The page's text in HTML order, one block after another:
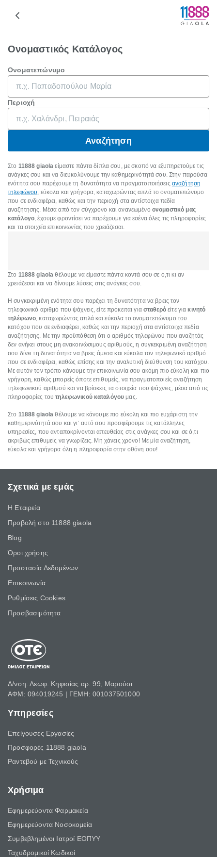
Ονομαστικός Κατάλογος
Ονοματεπώνυμο
Περιοχή
Αναζήτηση
Στο 11888 giaola είμαστε πάντα δίπλα σου, με σκοπό να εξυπηρετούμε τις
ανάγκες σου και να διευκολύνουμε την καθημερινότητά σου. Στην παρούσα
ενότητα σου παρέχουμε τη δυνατότητα να πραγματοποιήσεις αναζήτηση
τηλεφώνου, εύκολα και γρήγορα, καταχωρώντας απλά το ονοματεπώνυμο
που σε ενδιαφέρει, καθώς και την περιοχή στα αντίστοιχα πεδία
αναζήτησης. Μέσα από τον σύγχρονο και ανανεωμένο ονομαστικό μας
κατάλογο, έχουμε φροντίσει να παρέχουμε για εσένα όλες τις πληροφορίες
και τα στοιχεία επικοινωνίας που χρειάζεσαι.
Στο 11888 giaola θέλουμε να είμαστε πάντα κοντά σου σε ό,τι κι αν
χρειάζεσαι και να δίνουμε λύσεις στις ανάγκες σου.
Η συγκεκριμένη ενότητα σου παρέχει τη δυνατότητα να βρεις τον
τηλεφωνικό αριθμό που ψάχνεις, είτε πρόκειται γιασταθερό είτε για κινητό
τηλέφωνο, καταχωρώντας απλά και εύκολα το ονοματεπώνυμο του
κατόχου που σε ενδιαφέρει, καθώς και την περιοχή στα αντίστοιχα πεδία
αναζήτησης. Με την προϋπόθεση ότι ο αριθμός τηλεφώνου που αναζητάς
δεν ανήκει στους μη ανακοινώσιμους αριθμούς, η συγκεκριμένη αναζήτηση
σου δίνει τη δυνατότητα να βρεις άμεσα και εύκολα τον τηλεφωνικό αριθμό
που σε ενδιαφέρει, καθώς επίσης και την αναλυτική διεύθυνση του κατόχου.
Με αυτόν τον τρόπο κάνουμε την επικοινωνία σου ακόμη πιο εύκολη και πιο
γρήγορη, καθώς μπορείς όποτε επιθυμείς, να πραγματοποιείς αναζήτηση
τηλεφωνικού αριθμού και να βρίσκεις τα στοιχεία που ψάχνεις, μέσα από τις
πληροφορίες τουτηλεφωνικού καταλόγου μας.
Στο 11888 giaola θέλουμε να κάνουμε πιο εύκολη και πιο ευχάριστη την
καθημερινότητά σου και γι’ αυτό σου προσφέρουμε τις κατάλληλες
υπηρεσίες, που ανταποκρίνονται απευθείας στις ανάγκες σου και σε ό,τι
ακριβώς επιθυμείς να γνωρίζεις. Μη χάνεις χρόνο! Με μία αναζήτηση,
εύκολα και γρήγορα όλη η πληροφορία στην οθόνη σου!
Σχετικά με εμάς
Η Εταιρεία
Προβολή στο 11888 giaola
Blog
Όροι χρήσης
Προστασία Δεδομένων
Επικοινωνία
Ρυθμίσεις Cookies
Προσβασιμότητα
Δ/νση: Λεωφ. Κηφισίας αρ. 99, Μαρούσι
ΑΦΜ: 094019245 | ΓΕΜΗ: 001037501000
Υπηρεσίες
Επείγουσες Εργασίες
Προσφορές 11888 giaola
Ραντεβού με Τεχνικούς
Χρήσιμα
Εφημερεύοντα Φαρμακεία
Εφημερεύοντα Νοσοκομεία
Συμβεβλημένοι Ιατροί ΕΟΠΥΥ
Ταχυδρομικοί Κωδικοί